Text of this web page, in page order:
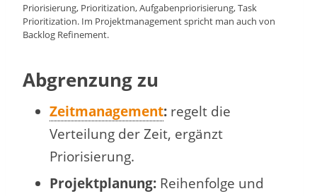
Priorisierung, Prioritization, Aufgabenpriorisierung, Task
Prioritization. Im Projektmanagement spricht man auch von
Backlog Refinement.
Abgrenzung zu
Zeitmanagement: regelt die
Verteilung der Zeit, ergänzt
Priorisierung.
Projektplanung: Reihenfolge und